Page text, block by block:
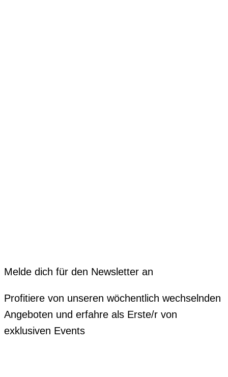
Melde dich für den Newsletter an
Profitiere von unseren wöchentlich wechselnden
Angeboten und erfahre als Erste/r von
exklusiven Events